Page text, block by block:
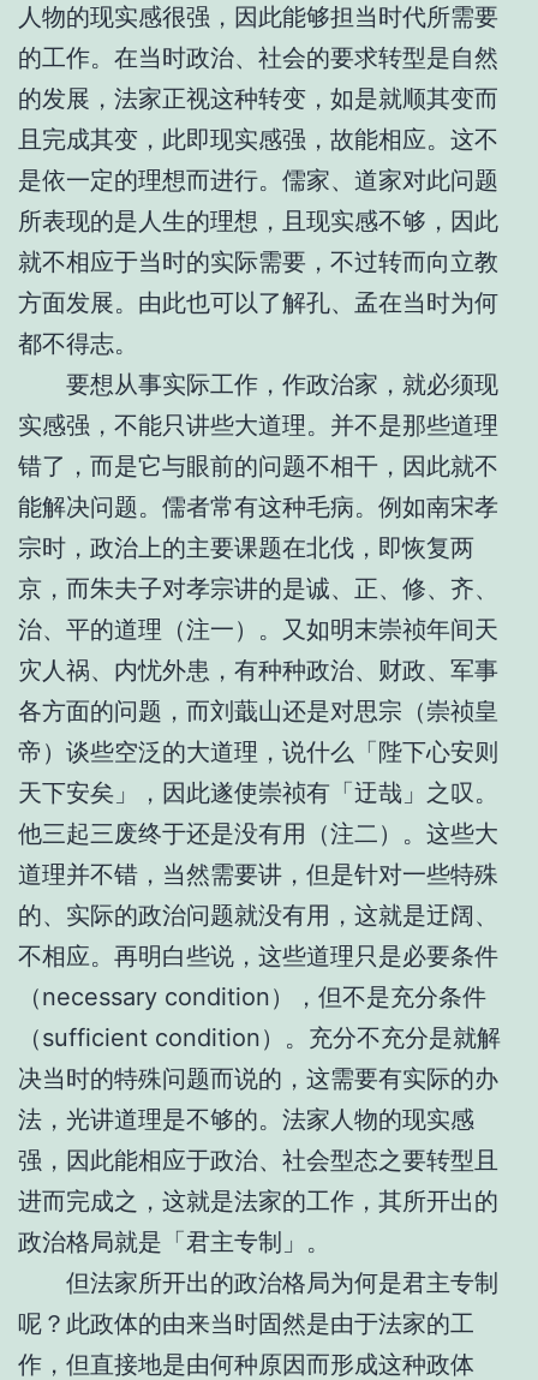
人物的现实感很强，因此能够担当时代所需要
的工作。在当时政治、社会的要求转型是自然
的发展，法家正视这种转变，如是就顺其变而
且完成其变，此即现实感强，故能相应。这不
是依一定的理想而进行。儒家、道家对此问题
所表现的是人生的理想，且现实感不够，因此
就不相应于当时的实际需要，不过转而向立教
方面发展。由此也可以了解孔、孟在当时为何
都不得志。
要想从事实际工作，作政治家，就必须现
实感强，不能只讲些大道理。并不是那些道理
错了，而是它与眼前的问题不相干，因此就不
能解决问题。儒者常有这种毛病。例如南宋孝
宗时，政治上的主要课题在北伐，即恢复两
京，而朱夫子对孝宗讲的是诚、正、修、齐、
治、平的道理（注一）。又如明末崇祯年间天
灾人祸、内忧外患，有种种政治、财政、军事
各方面的问题，而刘蕺山还是对思宗（崇祯皇
帝）谈些空泛的大道理，说什么「陛下心安则
天下安矣」，因此遂使崇祯有「迂哉」之叹。
他三起三废终于还是没有用（注二）。这些大
道理并不错，当然需要讲，但是针对一些特殊
的、实际的政治问题就没有用，这就是迂阔、
不相应。再明白些说，这些道理只是必要条件
（necessary condition），但不是充分条件
（sufficient condition）。充分不充分是就解
决当时的特殊问题而说的，这需要有实际的办
法，光讲道理是不够的。法家人物的现实感
强，因此能相应于政治、社会型态之要转型且
进而完成之，这就是法家的工作，其所开出的
政治格局就是「君主专制」。
但法家所开出的政治格局为何是君主专制
呢？此政体的由来当时固然是由于法家的工
作，但直接地是由何种原因而形成这种政体